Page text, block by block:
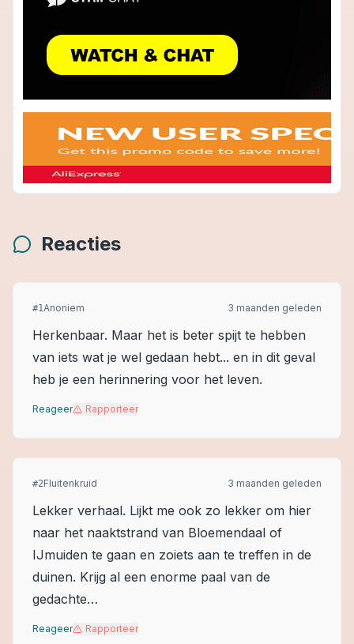
Reacties
#1Anoniem 3 maanden geleden
Herkenbaar. Maar het is beter spijt te hebben
van iets wat je wel gedaan hebt... en in dit geval
heb je een herinnering voor het leven.
Reageer Rapporteer
#2Fluitenkruid 3 maanden geleden
Lekker verhaal. Lijkt me ook zo lekker om hier
naar het naaktstrand van Bloemendaal of
IJmuiden te gaan en zoiets aan te treffen in de
duinen. Krijg al een enorme paal van de
gedachte…
Reageer Rapporteer